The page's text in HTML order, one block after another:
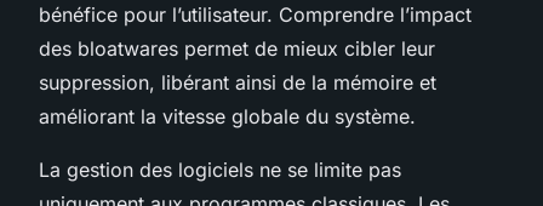
bénéfice pour l’utilisateur. Comprendre l’impact
des bloatwares permet de mieux cibler leur
suppression, libérant ainsi de la mémoire et
améliorant la vitesse globale du système.
La gestion des logiciels ne se limite pas